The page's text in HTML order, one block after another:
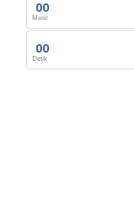
00
Menit
00
Detik